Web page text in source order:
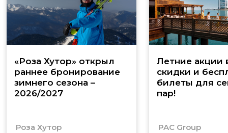
«Роза Хутор» открыл
раннее бронирование
зимнего сезона –
2026/2027
Роза Хутор
Летние акции
скидки и
билеты для
пар!
PAC Group